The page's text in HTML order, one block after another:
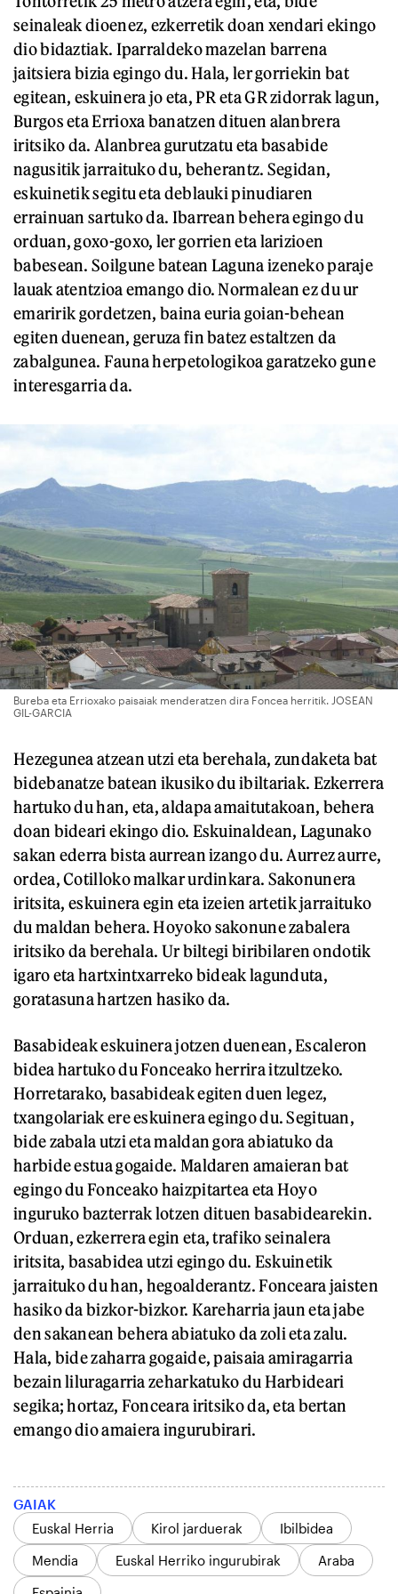
seinaleak dioenez, ezkerretik doan xendari ekingo
dio bidaztiak. Iparraldeko mazelan barrena
jaitsiera bizia egingo du. Hala, ler gorriekin bat
egitean, eskuinera jo eta, PR eta GR zidorrak lagun,
Burgos eta Errioxa banatzen dituen alanbrera
iritsiko da. Alanbrea gurutzatu eta basabide
nagusitik jarraituko du, beherantz. Segidan,
eskuinetik segitu eta deblauki pinudiaren
errainuan sartuko da. Ibarrean behera egingo du
orduan, goxo-goxo, ler gorrien eta larizioen
babesean. Soilgune batean Laguna izeneko paraje
lauak atentzioa emango dio. Normalean ez du ur
emaririk gordetzen, baina euria goian-behean
egiten duenean, geruza fin batez estaltzen da
zabalgunea. Fauna herpetologikoa garatzeko gune
interesgarria da.
Bureba eta Errioxako paisaiak menderatzen dira Foncea herritik. JOSEAN
GIL-GARCIA
Hezegunea atzean utzi eta berehala, zundaketa bat
bidebanatze batean ikusiko du ibiltariak. Ezkerrera
hartuko du han, eta, aldapa amaitutakoan, behera
doan bideari ekingo dio. Eskuinaldean, Lagunako
sakan ederra bista aurrean izango du. Aurrez aurre,
ordea, Cotilloko malkar urdinkara. Sakonunera
iritsita, eskuinera egin eta izeien artetik jarraituko
du maldan behera. Hoyoko sakonune zabalera
iritsiko da berehala. Ur biltegi biribilaren ondotik
igaro eta hartxintxarreko bideak lagunduta,
goratasuna hartzen hasiko da.
Basabideak eskuinera jotzen duenean, Escaleron
bidea hartuko du Fonceako herrira itzultzeko.
Horretarako, basabideak egiten duen legez,
txangolariak ere eskuinera egingo du. Segituan,
bide zabala utzi eta maldan gora abiatuko da
harbide estua gogaide. Maldaren amaieran bat
egingo du Fonceako haizpitartea eta Hoyo
inguruko bazterrak lotzen dituen basabidearekin.
Orduan, ezkerrera egin eta, trafiko seinalera
iritsita, basabidea utzi egingo du. Eskuinetik
jarraituko du han, hegoalderantz. Fonceara jaisten
hasiko da bizkor-bizkor. Kareharria jaun eta jabe
den sakanean behera abiatuko da zoli eta zalu.
Hala, bide zaharra gogaide, paisaia amiragarria
bezain liluragarria zeharkatuko du Harbideari
segika; hortaz, Fonceara iritsiko da, eta bertan
emango dio amaiera ingurubirari.
GAIAK
Euskal Herria
Kirol jarduerak
Ibilbidea
Mendia
Euskal Herriko ingurubirak
Araba